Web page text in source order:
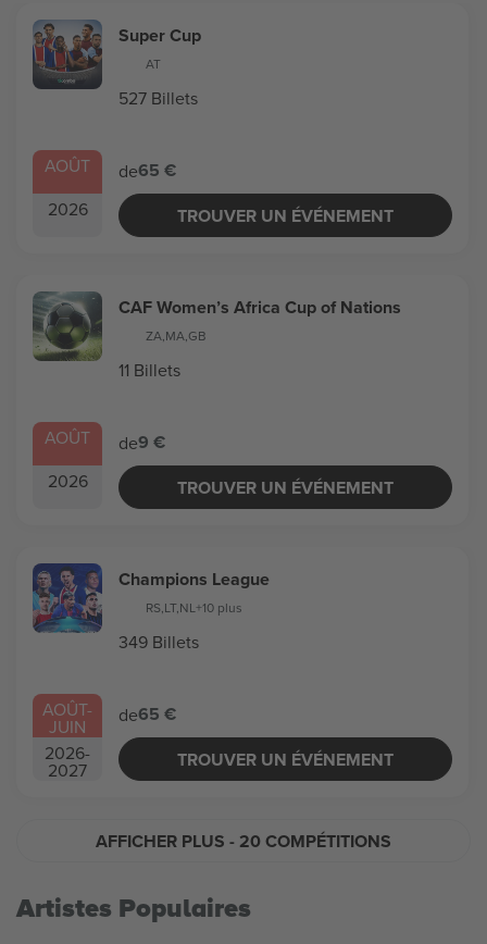
AOÛT
2026
Super Cup
AT
527 Billets
de65 €
TROUVER UN ÉVÉNEMENT
AOÛT
2026
CAF Women’s Africa Cup of Nations
ZA,MA,GB
11 Billets
de9 €
TROUVER UN ÉVÉNEMENT
AOÛT-
JUIN
2026-
2027
Champions League
RS,LT,NL+10 plus
349 Billets
de65 €
TROUVER UN ÉVÉNEMENT
AFFICHER PLUS - 20 COMPÉTITIONS
Artistes Populaires